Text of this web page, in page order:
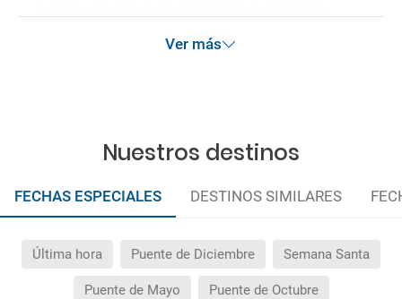
Ver más
Nuestros destinos
FECHAS ESPECIALES DESTINOS SIMILARES
Última hora Puente de Diciembre Semana Santa
Puente de Mayo Puente de Octubre